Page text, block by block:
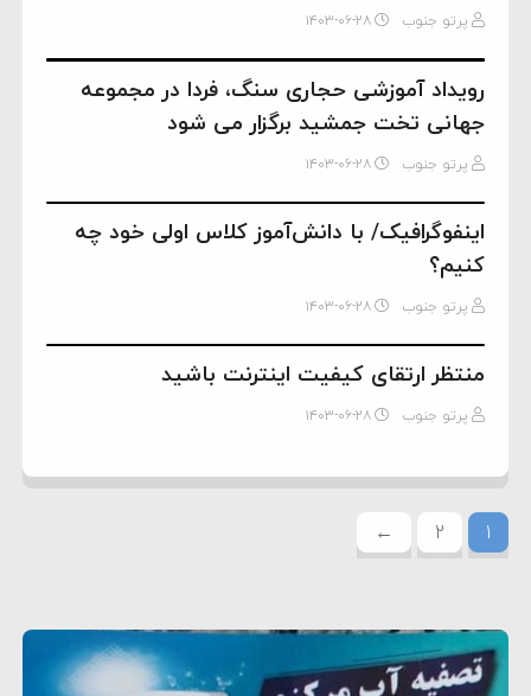
پرتو جنوب ۱۴۰۳-۰۶-۲۸
رویداد آموزشی حجاری سنگ، فردا در مجموعه
جهانی تخت جمشید برگزار می شود
پرتو جنوب ۱۴۰۳-۰۶-۲۸
اینفوگرافیک/ با دانش‌آموز کلاس اولی خود چه
کنیم؟
پرتو جنوب ۱۴۰۳-۰۶-۲۸
منتظر ارتقای کیفیت اینترنت باشید
پرتو جنوب ۱۴۰۳-۰۶-۲۸
1
2
←